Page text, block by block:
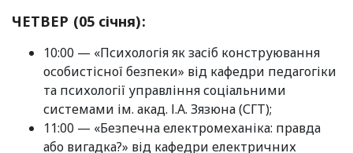
ЧЕТВЕР (05 січня):
10:00 — «Психологія як засіб конструювання
особистісної безпеки» від кафедри педагогіки
та психології управління соціальними
системами ім. акад. І.А. Зязюна (СГТ);
11:00 — «Безпечна електромеханіка: правда
або вигадка?» від кафедри електричних